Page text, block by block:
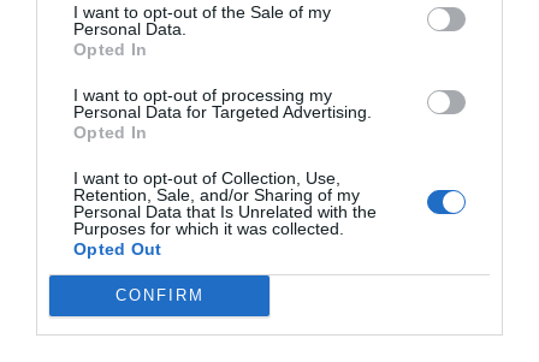
I want to opt-out of the Sale of my
Personal Data.
Opted In
I want to opt-out of processing my
Personal Data for Targeted Advertising.
Opted In
I want to opt-out of Collection, Use,
Retention, Sale, and/or Sharing of my
Personal Data that Is Unrelated with the
Purposes for which it was collected.
Opted Out
CONFIRM